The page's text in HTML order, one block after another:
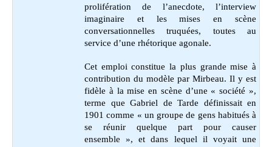
prolifération de l’anecdote, l’interview
imaginaire et les mises en scène
conversationnelles truquées, toutes au
service d’une rhétorique agonale.
Cet emploi constitue la plus grande mise à
contribution du modèle par Mirbeau. Il y est
fidèle à la mise en scène d’une « société »,
terme que Gabriel de Tarde définissait en
1901 comme « un groupe de gens habitués à
se réunir quelque part pour causer
ensemble », et dans lequel il voyait une